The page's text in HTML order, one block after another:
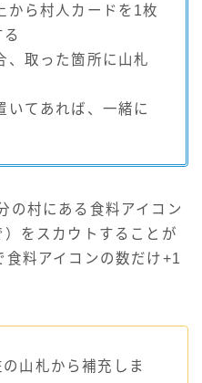
から村人カードを1枚
、取った箇所に山札
いてあれば、一緒に
の村にある食料アイコン
をスカウトすることが
料アイコンの数だけ+1
山札から補充しま